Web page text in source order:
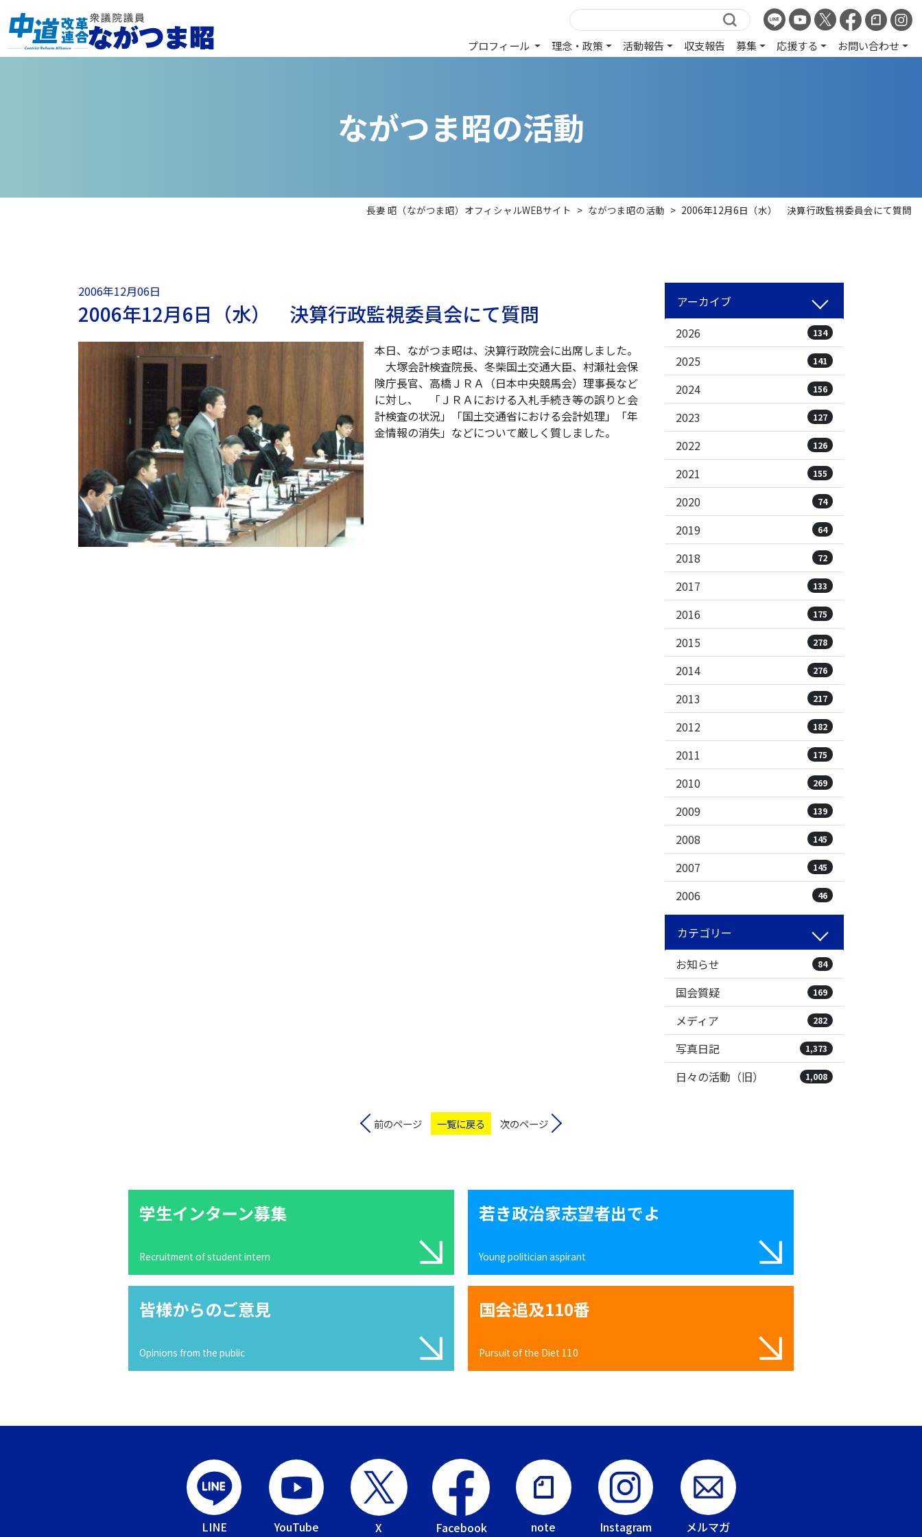
プロフィール 理念・政策 活動報告 収支報告 募集 応援する お問い合わせ
ながつま昭の活動
長妻 昭（ながつま昭）オフィシャルWEBサイト > ながつま昭の活動 > 2006年12月6日（水） 決算行政監視委員会にて質問
2006年12月06日
2006年12月6日（水） 決算行政監視委員会にて質問
本日、ながつま昭は、決算行政院会に出席しました。
大塚会計検査院長、冬柴国土交通大臣、村瀬社会保
険庁長官、高橋ＪＲＡ（日本中央競馬会）理事長など
に対し、 「ＪＲＡにおける入札手続き等の誤りと会
計検査の状況」「国土交通省における会計処理」「年
金情報の消失」などについて厳しく質しました。
アーカイブ
2026
134
2025 141
2024 156
2023 127
2022 126
2021 155
2020 74
2019 64
2018 72
2017 133
2016 175
2015 278
2014 276
2013 217
2012 182
2011 175
2010 269
2009 139
2008 145
2007 145
2006 46
カテゴリー
お知らせ
84
国会質疑 169
メディア 282
写真日記 1,373
日々の活動（旧） 1,008
前のページ 一覧に戻る 次のページ
学生インターン募集
Recruitment of student intern
若き政治家志望者出でよ
Young politician aspirant
皆様からのご意見
Opinions from the public
国会追及110番
Pursuit of the Diet 110
LINE YouTube X Facebook note Instagram メルマガ